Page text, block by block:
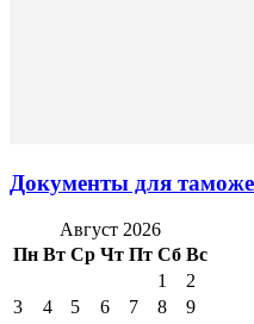
Документы для
Август 2026
Пн Вт Ср Чт Пт Сб Вс
1
2
3
4 5 6 7 8
9